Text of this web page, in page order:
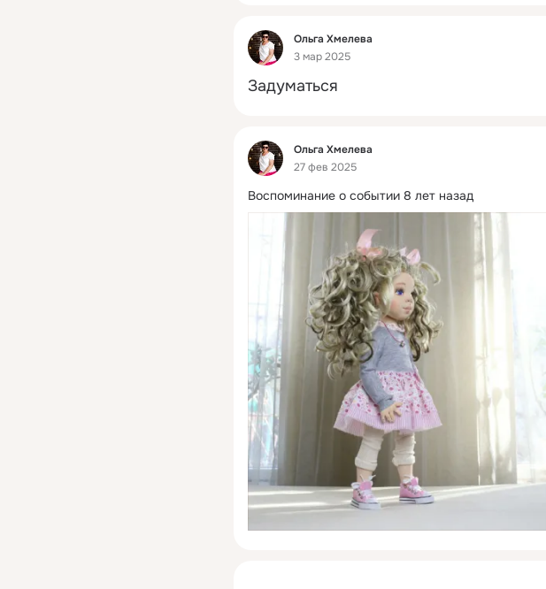
Фид
Ольга Хмелева
3 мар 2025
Задуматься
Фид
Ольга Хмелева
27 фев 2025
Воспоминание о событии 8 лет назад